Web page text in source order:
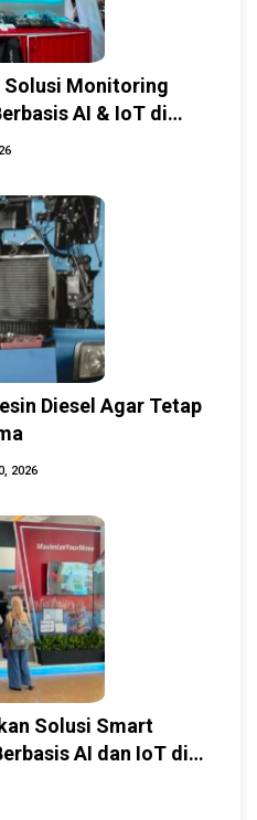
Solusi Monitoring
AI & IoT di
Expo (IMOX)
Diesel Agar Tetap
2026
Solusi Smart
AI dan IoT di